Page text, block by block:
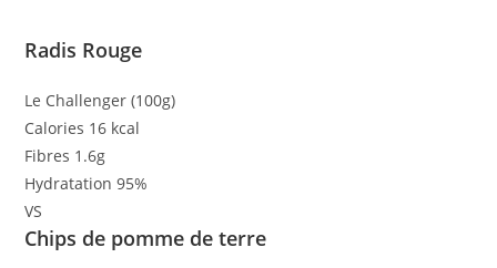
Radis Rouge
Le Challenger (100g)
Calories 16 kcal
Fibres 1.6g
Hydratation95%
VS
Chips de pomme de terre